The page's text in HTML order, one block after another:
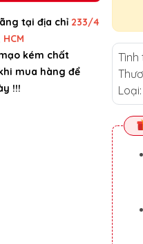
tại địa chỉ 233/4
kém chất
mua hàng để
!!!
Tình
Loại: